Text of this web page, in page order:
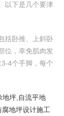
以下是几个要津
括卧推、上斜卧
位，幸免肌肉发
4个手脚，每个
地坪,自流平地
地坪设计施工